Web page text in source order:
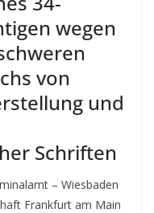
wegen
von
und
Schriften
– Wiesbaden
Frankfurt am Main